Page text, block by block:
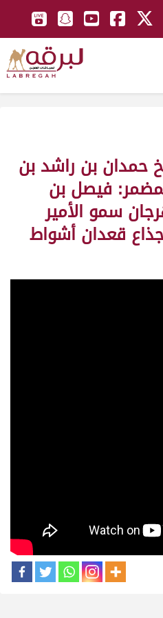
حمدان بن راشد بن
فيصل بن
سمو الأمير
1/4/2003) جذاع قعدان أشواط